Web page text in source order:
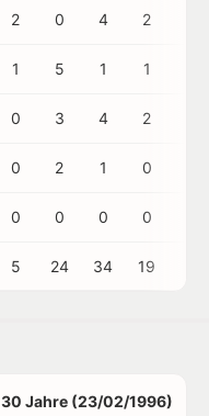
2 0 4 2
1 5 1 1
0 3 4 2
0 2 1 0
0 0 0 0
5 24 34 19
30 Jahre (23/02/1996)